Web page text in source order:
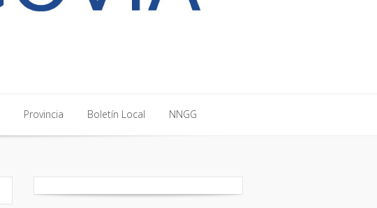
Provincia Boletín Local NNGG